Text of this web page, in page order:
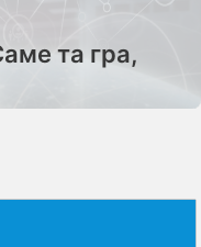
та гра,